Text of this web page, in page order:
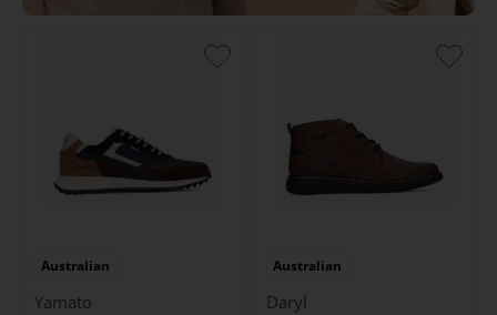
Australian
Yamato
Australian
Daryl